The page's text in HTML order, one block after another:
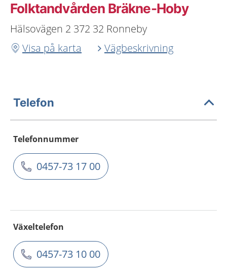
Folktandvården Bräkne-Hoby
Hälsovägen 2 372 32 Ronneby
Visa på karta
Vägbeskrivning
Telefon
Telefonnummer
0457-73 17 00
Växeltelefon
0457-73 10 00